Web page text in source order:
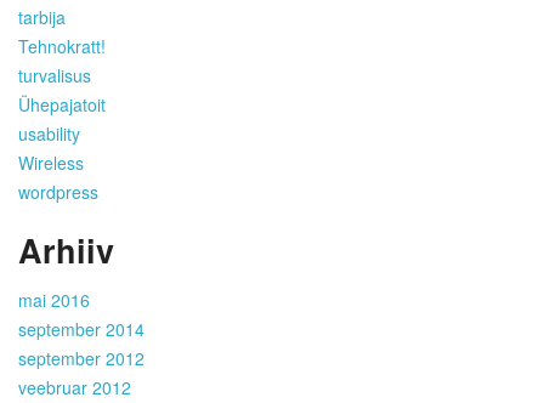
tarbija
Tehnokratt!
turvalisus
Ühepajatoit
usability
Wireless
wordpress
Arhiiv
mai 2016
september 2014
september 2012
veebruar 2012